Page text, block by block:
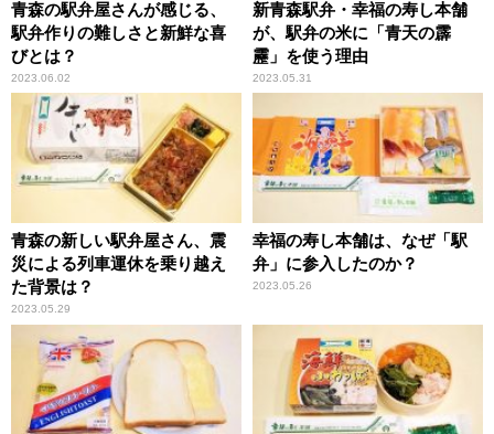
青森の駅弁屋さんが感じる、
駅弁作りの難しさと新鮮な喜
びとは？
2023.06.02
新青森駅弁・幸福の寿し本舗
が、駅弁の米に「青天の霹
靂」を使う理由
2023.05.31
青森の新しい駅弁屋さん、震
災による列車運休を乗り越え
た背景は？
2023.05.29
幸福の寿し本舗は、なぜ「駅
弁」に参入したのか？
2023.05.26